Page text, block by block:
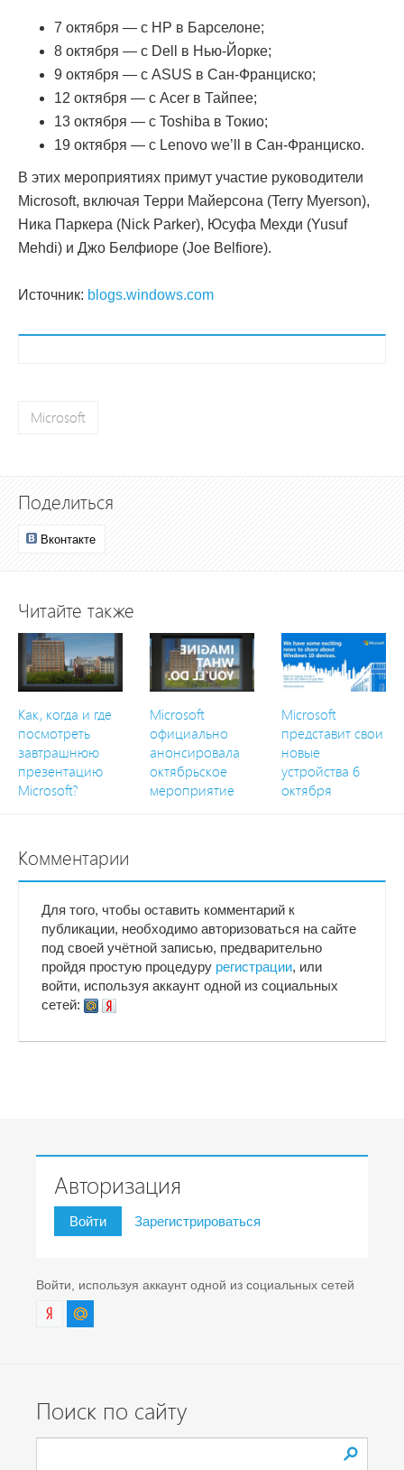
7 октября — с HP в Барселоне;
8 октября — с Dell в Нью-Йорке;
9 октября — с ASUS в Сан-Франциско;
12 октября — с Acer в Тайпее;
13 октября — с Toshiba в Токио;
19 октября — с Lenovo we’ll в Сан-Франциско.
В этих мероприятиях примут участие руководители
Microsoft, включая Терри Майерсона (Terry Myerson),
Ника Паркера (Nick Parker), Юсуфа Мехди (Yusuf
Mehdi) и Джо Белфиоре (Joe Belfiore).
Источник: blogs.windows.com
Microsoft
Поделиться
Вконтакте
Читайте также
Как, когда и где
посмотреть
завтрашнюю
презентацию
Microsoft?
Microsoft
официально
анонсировала
октябрьское
мероприятие
Microsoft
представит свои
новые
устройства 6
октября
Комментарии
Для того, чтобы оставить комментарий к
публикации, необходимо авторизоваться на сайте
под своей учётной записью, предварительно
пройдя простую процедуру регистрации, или
войти, используя аккаунт одной из социальных
сетей:
Авторизация
Войти Зарегистрироваться
Войти, используя аккаунт одной из социальных сетей
Поиск по сайту